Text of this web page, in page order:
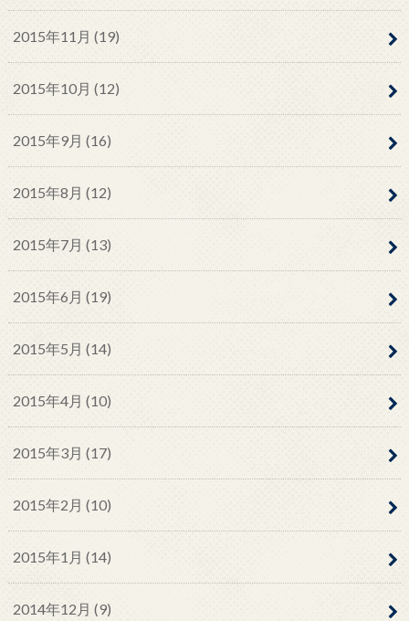
2015年11月 (19)
2015年10月 (12)
2015年9月 (16)
2015年8月 (12)
2015年7月 (13)
2015年6月 (19)
2015年5月 (14)
2015年4月 (10)
2015年3月 (17)
2015年2月 (10)
2015年1月 (14)
2014年12月 (9)